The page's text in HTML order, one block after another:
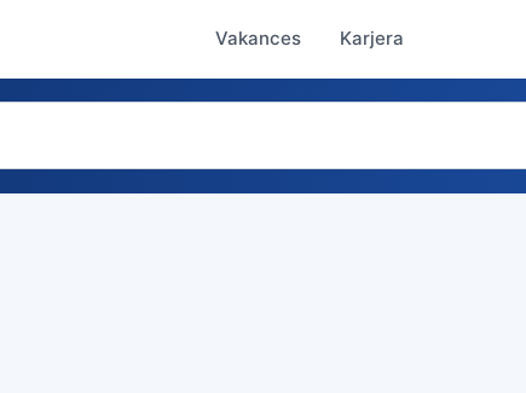
Vakances Karjera